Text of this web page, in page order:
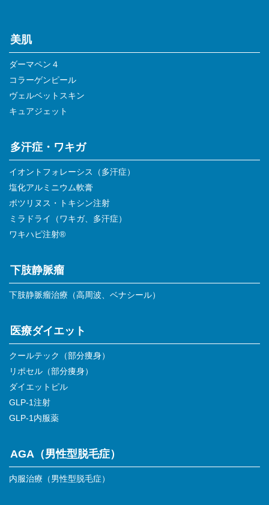
美肌
ダーマペン４
コラーゲンピール
ヴェルベットスキン
キュアジェット
多汗症・ワキガ
イオントフォレーシス（多汗症）
塩化アルミニウム軟膏
ボツリヌス・トキシン注射
ミラドライ（ワキガ、多汗症）
ワキハピ注射®
下肢静脈瘤
下肢静脈瘤治療（高周波、ベナシール）
医療ダイエット
クールテック（部分痩身）
リポセル（部分痩身）
ダイエットピル
GLP-1注射
GLP-1内服薬
AGA（男性型脱毛症）
内服治療（男性型脱毛症）